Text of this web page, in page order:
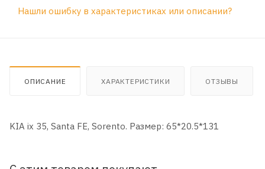
Нашли ошибку в характеристиках или описании?
ОПИСАНИЕ ХАРАКТЕРИСТИКИ ОТЗЫВЫ
KIA ix 35, Santa FE, Sorento. Размер: 65*20.5*131